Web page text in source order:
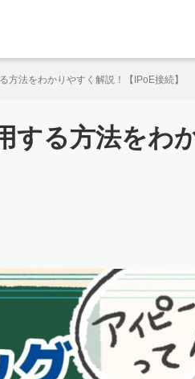
方法をわかりやすく解説！【IPoE接続】
する方法をわ